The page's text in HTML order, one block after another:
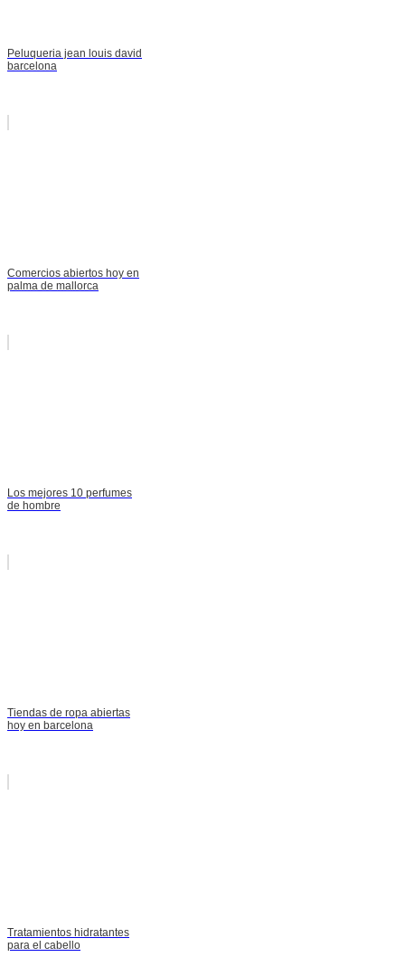
Peluqueria jean louis david
barcelona
Comercios abiertos hoy en
palma de mallorca
Los mejores 10 perfumes
de hombre
Tiendas de ropa abiertas
hoy en barcelona
Tratamientos hidratantes
para el cabello